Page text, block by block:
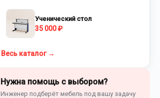
Ученический стол
35 000 ₽
Весь каталог →
Нужна помощь с выбором?
Инженер подберёт мебель под вашу задачу